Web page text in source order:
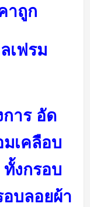
าถูก
เฟรม
าร อัด
เคลือบ
งกรอบ
บลอยผ้า